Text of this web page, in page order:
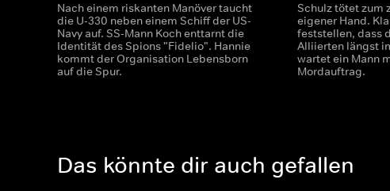
Nach einem riskanten Manöver taucht
die U-330 neben einem Schiff der US-
Navy auf. SS-Mann Koch enttarnt die
Identität des Spions "Fidelio". Hannie
kommt der Organisation Lebensborn
auf die Spur.
Schulz tötet zum
eigener Hand.
feststellen, dass
Alliierten längst
wartet ein Mann
Mordauftrag.
Das könnte dir auch gefallen